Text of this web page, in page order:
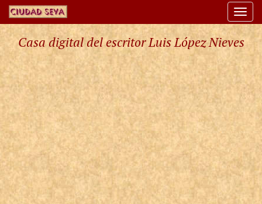
Casa digital del escritor Luis López Nieves